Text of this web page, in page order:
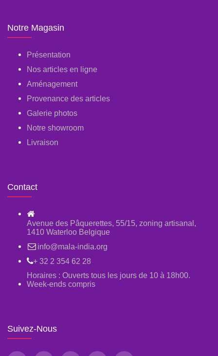
Notre Magasin
Présentation
Nos articles en ligne
Aménagement
Provenance des articles
Galerie photos
Notre showroom
Livraison
Contact
Avenue des Pâquerettes, 55/15, zoning artisanal,
1410 Waterloo Belgique
info@mala-india.org
+ 32 2 354 62 28
Horaires : Ouverts tous les jours de 10 à 18h00.
Week-ends compris
Suivez-Nous